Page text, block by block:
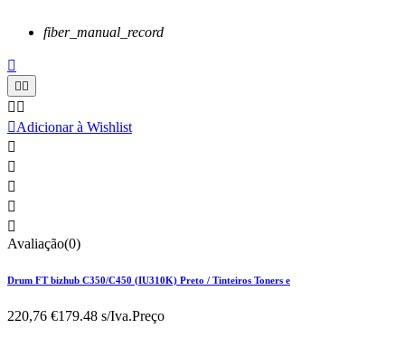
fiber_manual_record

 
 
Adicionar à Wishlist





Avaliação(0)
Drum FT bizhub C350/C450 (IU310K) Preto / Tinteiros Toners e
220,76 €179.48 s/Iva.Preço